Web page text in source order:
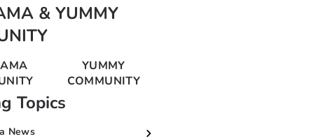
& YUMMY
YUMMY
COMMUNITY
Topics
News